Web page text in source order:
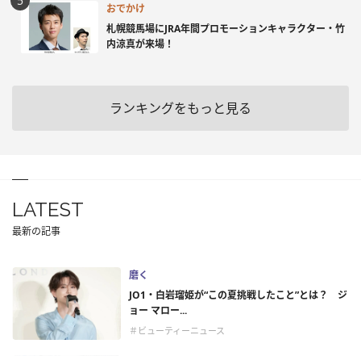
おでかけ
札幌競馬場にJRA年間プロモーションキャラクター・竹
内涼真が来場！
ランキングをもっと見る
LATEST
最新の記事
磨く
JO1・白岩瑠姫が“この夏挑戦したこと”とは？ ジ
ョー マロー...
＃ビューティーニュース